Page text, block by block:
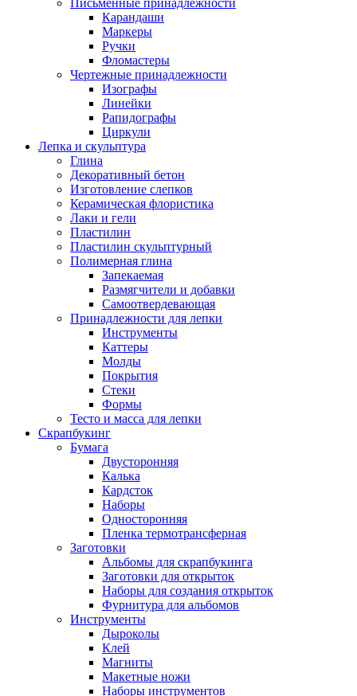
Письменные принадлежности
Карандаши
Маркеры
Ручки
Фломастеры
Чертежные принадлежности
Изографы
Линейки
Рапидографы
Циркули
Лепка и скульптура
Глина
Декоративный бетон
Изготовление слепков
Керамическая флористика
Лаки и гели
Пластилин
Пластилин скульптурный
Полимерная глина
Запекаемая
Размягчители и добавки
Самоотвердевающая
Принадлежности для лепки
Инструменты
Каттеры
Молды
Покрытия
Стеки
Формы
Тесто и масса для лепки
Скрапбукинг
Бумага
Двусторонняя
Калька
Кардсток
Наборы
Односторонняя
Пленка термотрансферная
Заготовки
Альбомы для скрапбукинга
Заготовки для открыток
Наборы для создания открыток
Фурнитура для альбомов
Инструменты
Дыроколы
Клей
Магниты
Макетные ножи
Наборы инструментов